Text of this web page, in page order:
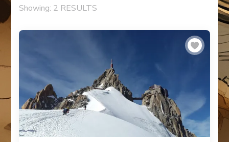
Showing: 2 RESULTS